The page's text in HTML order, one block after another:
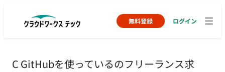
無料登録 ログイン
C GitHubを使っているのフリーランス求